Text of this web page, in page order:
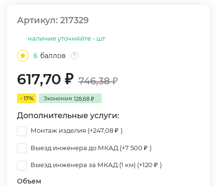
Артикул: 217329
наличие уточняйте - шт
6 баллов ?
617,70 ₽ 746,38₽
- 17% Экономия 128,68 ₽
Дополнительные услуги:
Монтаж изделия (+247,08 ₽ )
Выезд инженера до МКАД (+7 500 ₽ )
Выезд инженера за МКАД (1 км) (+120 ₽ )
Объем